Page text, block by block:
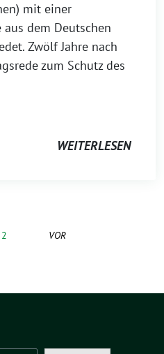
mit einer
dem Deutschen
Zwölf Jahre nach
zum Schutz des
WEITERLESEN
2 VOR